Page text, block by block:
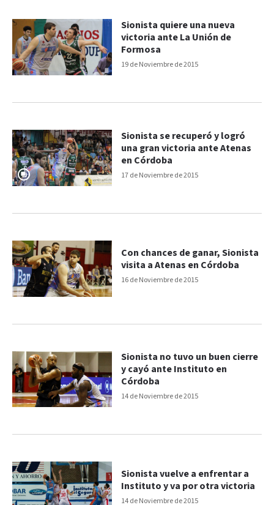
19 de Noviembre de 2015
Sionista quiere una nueva
victoria ante La Unión de
Formosa
17 de Noviembre de 2015
Sionista se recuperó y logró
una gran victoria ante Atenas
en Córdoba
16 de Noviembre de 2015
Con chances de ganar, Sionista
visita a Atenas en Córdoba
14 de Noviembre de 2015
Sionista no tuvo un buen cierre
y cayó ante Instituto en
Córdoba
14 de Noviembre de 2015
Sionista vuelve a enfrentar a
Instituto y va por otra victoria